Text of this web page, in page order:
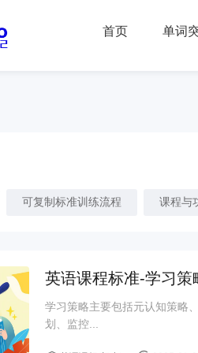
首页 单词
可复制标准训练流程 课程与
英语课程标准-学习策
学习策略主要包括元认知策略
划、监控...